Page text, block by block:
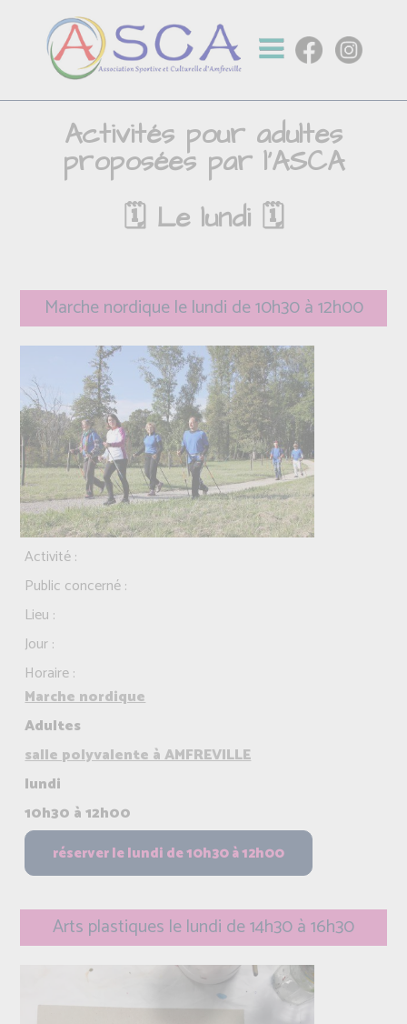
Activités pour adultes
proposées par l'ASCA
🗓️ Le lundi 🗓️
Marche nordique le lundi de 10h30 à 12h00
Activité :
Public concerné :
Lieu :
Jour :
Horaire :
Marche nordique
Adultes
salle polyvalente à AMFREVILLE
lundi
10h30 à 12h00
Arts plastiques le lundi de 14h30 à 16h30